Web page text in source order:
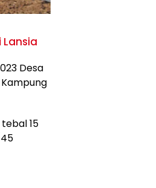
Lansia
Desa
15